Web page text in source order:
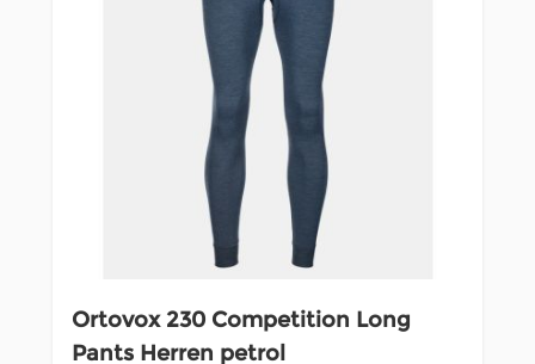
Ortovox 230 Competition Long
Pants Herren petrol